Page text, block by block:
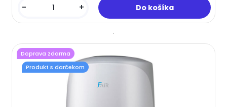
- +
Doprava zdarma
Produkt s darčekom